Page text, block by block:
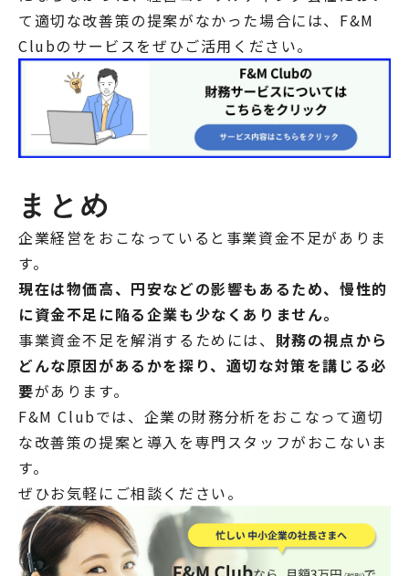
て適切な改善策の提案がなかった場合には、F&M
Clubのサービスをぜひご活用ください。
まとめ
企業経営をおこなっていると事業資金不足がありま
す。
現在は物価高、円安などの影響もあるため、慢性的
に資金不足に陥る企業も少なくありません。
事業資金不足を解消するためには、 財務の視点から
どんな原因があるかを探り、適切な対策を講じる必
要があります。
F&M Clubでは、企業の財務分析をおこなって適切
な改善策の提案と導入を専門スタッフがおこないま
す。
ぜひお気軽にご相談ください。